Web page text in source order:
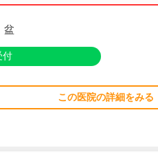
盆
付
この医院の詳細をみる